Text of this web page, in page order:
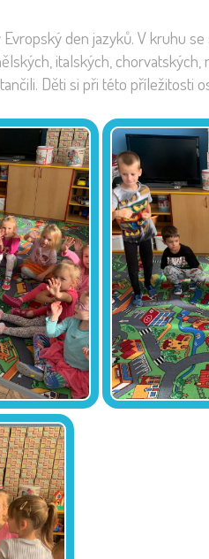
den jazyků. V kruhu
italských,
Děti si při této příležitosti